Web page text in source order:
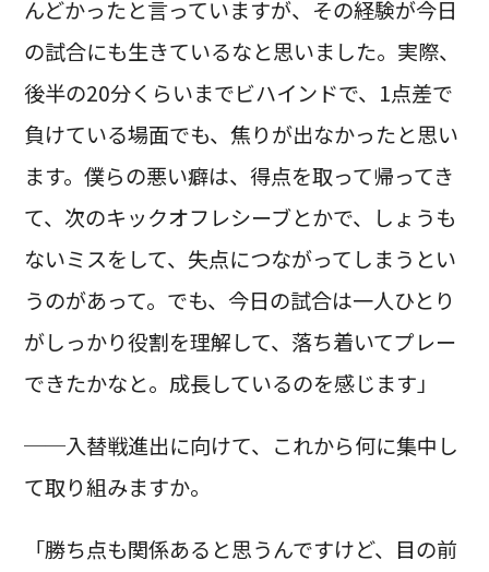
んどかったと言っていますが、その経験が今日
の試合にも生きているなと思いました。実際、
後半の20分くらいまでビハインドで、1点差で
負けている場面でも、焦りが出なかったと思い
ます。僕らの悪い癖は、得点を取って帰ってき
て、次のキックオフレシーブとかで、しょうも
ないミスをして、失点につながってしまうとい
うのがあって。でも、今日の試合は一人ひとり
がしっかり役割を理解して、落ち着いてプレー
できたかなと。成長しているのを感じます」
──入替戦進出に向けて、これから何に集中し
て取り組みますか。
「勝ち点も関係あると思うんですけど、目の前